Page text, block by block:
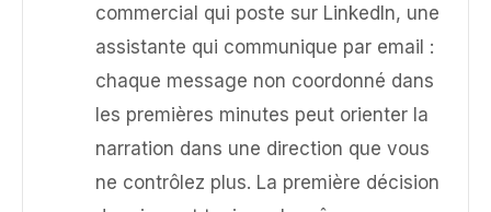
commercial qui poste sur LinkedIn, une
assistante qui communique par email :
chaque message non coordonné dans
les premières minutes peut orienter la
narration dans une direction que vous
ne contrôlez plus. La première décision